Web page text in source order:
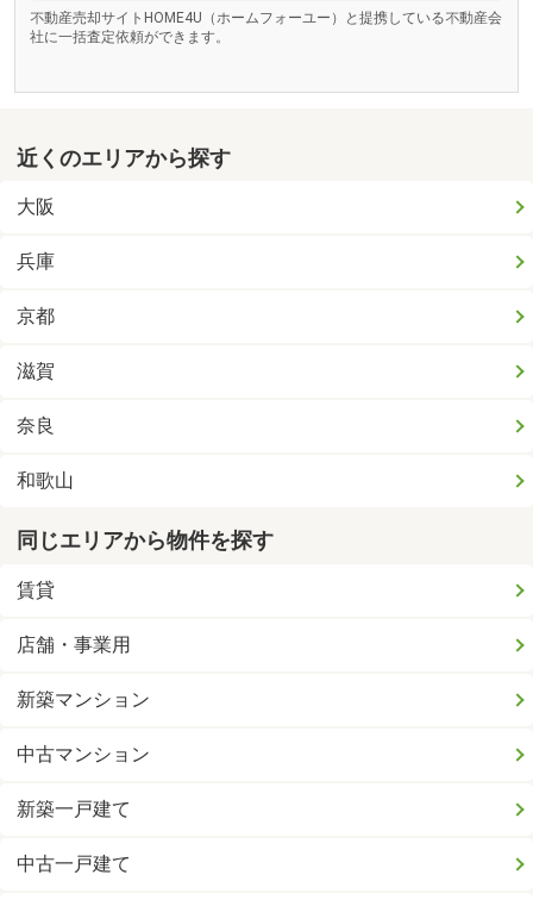
不動産売却サイトHOME4U（ホームフォーユー）と提携している不動産会
社に一括査定依頼ができます。
近くのエリアから探す
大阪
兵庫
京都
滋賀
奈良
和歌山
同じエリアから物件を探す
賃貸
店舗・事業用
新築マンション
中古マンション
新築一戸建て
中古一戸建て